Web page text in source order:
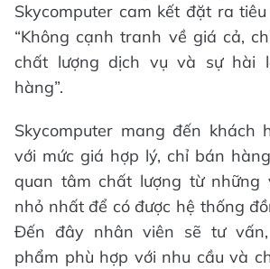
Skycomputer cam kết đặt ra
“Không cạnh tranh về giá cả,
chất lượng dịch vụ và sự hài
hàng”.
Skycomputer mang đến khách
với mức giá hợp lý, chỉ bán
quan tâm chất lượng từ những
nhỏ nhất để có được hệ thống
Đến đây nhân viên sẽ tư
phẩm phù hợp với nhu cầu và